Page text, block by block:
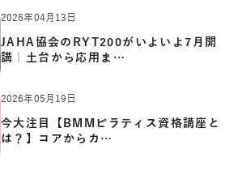
2026年04月13日
JAHA協会のRYT200がいよいよ7月開
講｜土台から応用ま…
2026年05月19日
今大注目【BMMピラティス資格講座と
は？】コアからカ…